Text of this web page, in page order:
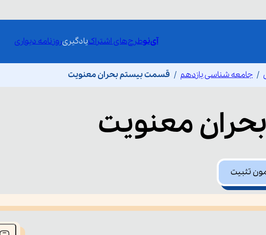
آی‌نوطرح‌های اشتراکیادگیریروزنامه دیواری
جامعه شناسی یازدهم قسمت بیستم بحران معنویت
بحران معنویت
تثبیت